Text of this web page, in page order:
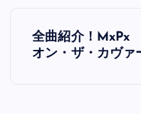
投
稿
全曲紹介！MxPx
オン・ザ・カヴァ